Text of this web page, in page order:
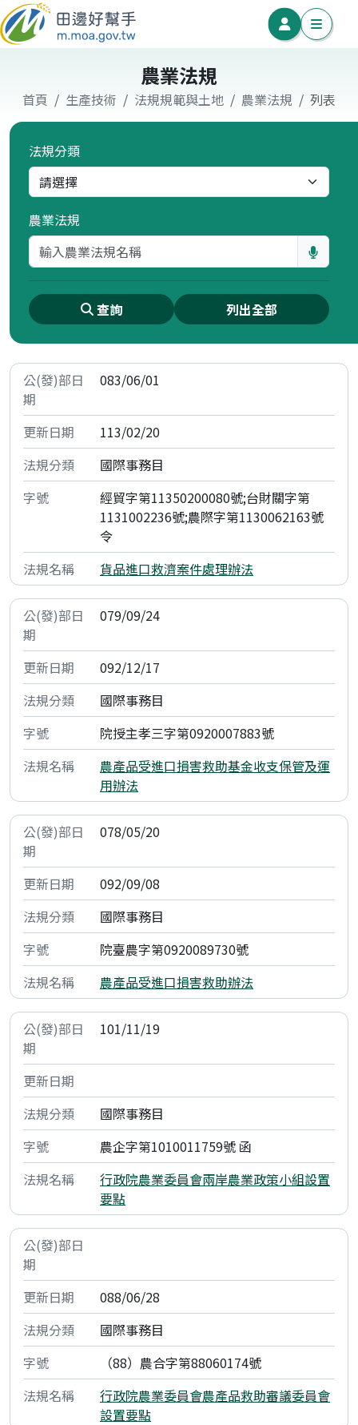
農業法規
首頁 生產技術 法規規範與土地 農業法規 列表
法規分類
農業法規
查詢 列出全部
083/06/01
113/02/20
國際事務目
經貿字第11350200080號;台財關字第
1131002236號;農際字第1130062163號
令
貨品進口救濟案件處理辦法
079/09/24
092/12/17
國際事務目
院授主孝三字第0920007883號
農產品受進口損害救助基金收支保管及運
用辦法
078/05/20
092/09/08
國際事務目
院臺農字第0920089730號
農產品受進口損害救助辦法
101/11/19
國際事務目
農企字第1010011759號 函
行政院農業委員會兩岸農業政策小組設置
要點
088/06/28
國際事務目
（88）農合字第88060174號
行政院農業委員會農產品救助審議委員會
設置要點